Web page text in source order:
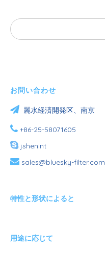
お問い合わせ
 麗水経済開発区、南京
 +86-25-58071605
 jshenint
 sales@bluesky-filter.com
特性と形状によると
用途に応じて